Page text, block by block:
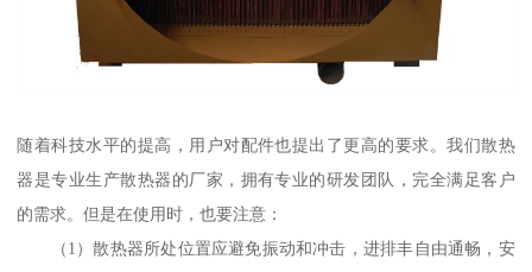
随着科技水平的提高，用户对配件也提出了更高的要求。我们散热
器是专业生产散热器的厂家，拥有专业的研发团队，完全满足客户
的需求。但是在使用时，也要注意：
（1）散热器所处位置应避免振动和冲击，进排丰自由通畅，安